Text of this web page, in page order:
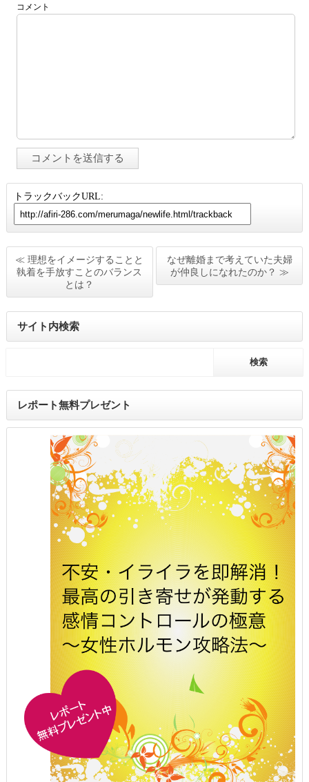
コメント
トラックバックURL:
≪ 理想をイメージすることと
執着を手放すことのバランス
とは？
なぜ離婚まで考えていた夫婦
が仲良しになれたのか？ ≫
サイト内検索
レポート無料プレゼント